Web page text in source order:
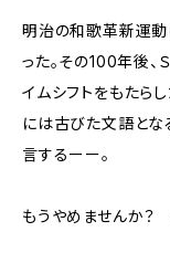
明治の和歌革新運動
った。その100年後
イムシフトをもたら
には古びた文語とな
言するーー。
もうやめませんか？